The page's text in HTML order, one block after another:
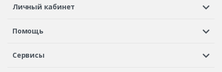
Личный кабинет
Регистрация или вход
Помощь
Шины в кредит
Сервисы